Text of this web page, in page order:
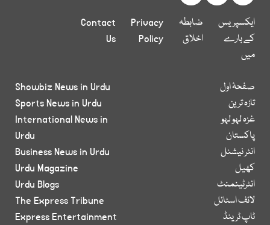
ایکسپریس
کے بارے
میں
ضابطہ
اخلاق
Privacy
Policy
Contact
Us
صفحۂ اول
تازہ ترین
غزہ لہو لہو
پاکستان
انٹر نیشنل
کھیل
انٹرٹینمنٹ
لائف اسٹائل
ٹاپ ٹرینڈ
Showbiz News in Urdu
Sports News in Urdu
International News in
Urdu
Business News in Urdu
Urdu Magazine
Urdu Blogs
The Express Tribune
Express Entertainment